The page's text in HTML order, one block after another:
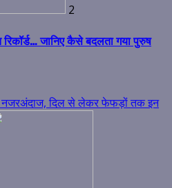
2
जानिए कैसे बदलता गया पुरुष
नजरअंदाज, दिल से लेकर फेफड़ों तक इन